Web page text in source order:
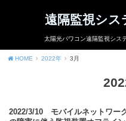
遠隔監視シ
太陽光パワコン遠隔監視シス
HOME 2022年 3月
2022/3/10 モバイルネットワー